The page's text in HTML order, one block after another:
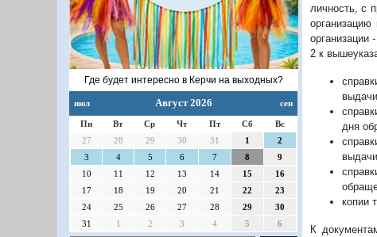
Где будет интересно в Керчи на выходных?
июл Август 2026 сен
Пн Вт Ср Чт Пт Сб
Вс
27
28 29 30 31 1
2
3
4 5 6 7 8
9
10
11 12 13 14 15
16
17
18 19 20 21 22
23
24
25 26 27 28 29
30
31
1 2 3 4 5 6
личность, с
2 к
дня
копии
К